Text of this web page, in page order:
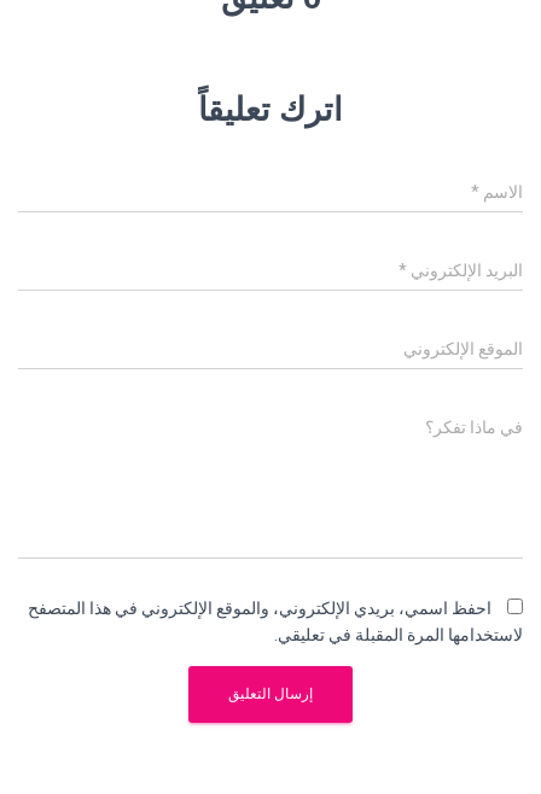
اترك تعليقاً
الاسم *
البريد الإلكتروني *
الموقع الإلكتروني
في ماذا تفكر؟
احفظ اسمي، بريدي الإلكتروني، والموقع الإلكتروني في هذا المتصفح
لاستخدامها المرة المقبلة في تعليقي.